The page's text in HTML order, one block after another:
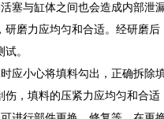
塞与缸体之间也会造成内部泄
磨力应均匀和合适。经研磨
。
应小心将填料勾出，正确拆除
，填料的压紧力应均匀和合适